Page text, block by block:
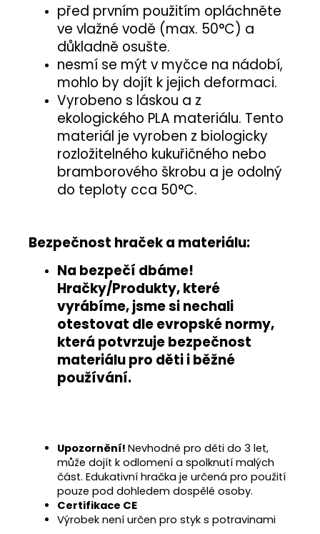
před prvním použitím opláchněte
ve vlažné vodě (max. 50°C) a
důkladně osušte.
nesmí se mýt v myčce na nádobí,
mohlo by dojít k jejich deformaci.
Vyrobeno s láskou a z
ekologického PLA materiálu. Tento
materiál je vyroben z biologicky
rozložitelného kukuřičného nebo
bramborového škrobu a je odolný
do teploty cca 50°C.
Bezpečnost hraček a materiálu:
Na bezpečí dbáme!
Hračky/Produkty, které
vyrábíme, jsme si nechali
otestovat dle evropské normy,
která potvrzujebezpečnost
materiálu pro děti i běžné
používání.
Upozornění! Nevhodné pro děti do 3 let,
může dojít k odlomení a spolknutí malých
část. Edukativní hračka je určená pro použití
pouze pod dohledem dospělé osoby.
Certifikace CE
Výrobek není určen pro styk s potravinami